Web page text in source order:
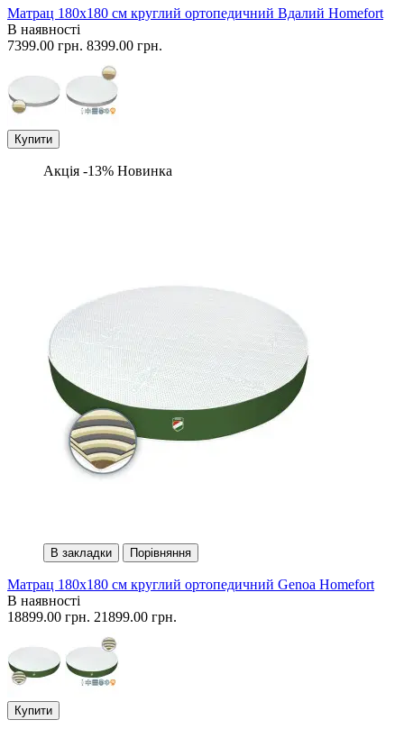
Матрац 180х180 см круглий ортопедичний Вдалий Homefort
В наявності
7399.00 грн. 8399.00 грн.
Купити
Акція -13% Новинка
В закладки Порівняння
Матрац 180х180 см круглий ортопедичний Genoa Homefort
В наявності
18899.00 грн. 21899.00 грн.
Купити